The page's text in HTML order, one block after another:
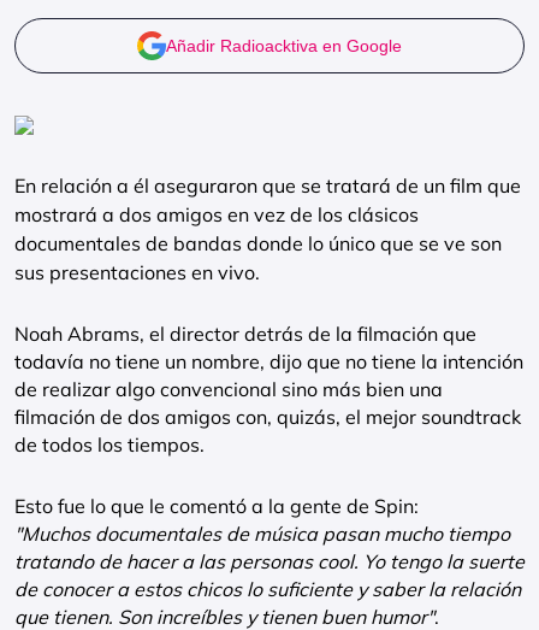
Añadir Radioacktiva en Google
En relación a él aseguraron que se tratará de un film que
mostrará a dos amigos en vez de los clásicos
documentales de bandas donde lo único que se ve son
sus presentaciones en vivo.
Noah Abrams, el director detrás de la filmación que
todavía no tiene un nombre, dijo que no tiene la intención
de realizar algo convencional sino más bien una
filmación de dos amigos con, quizás, el mejor soundtrack
de todos los tiempos.
Esto fue lo que le comentó a la gente de Spin:
"Muchos documentales de música pasan mucho tiempo
tratando de hacer a las personas cool. Yo tengo la suerte
de conocer a estos chicos lo suficiente y saber la relación
que tienen. Son increíbles y tienen buen humor".